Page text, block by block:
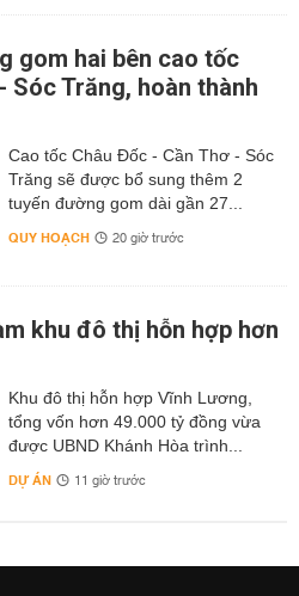
gom hai bên cao tốc
Sóc Trăng, hoàn thành
Cao tốc Châu Đốc - Cần Thơ - Sóc
Trăng sẽ được bổ sung thêm 2
tuyến đường gom dài gần 27...
QUY HOẠCH 20 giờ trước
khu đô thị hỗn hợp hơn
Khu đô thị hỗn hợp Vĩnh Lương,
tổng vốn hơn 49.000 tỷ đồng vừa
được UBND Khánh Hòa trình...
DỰ ÁN 11 giờ trước